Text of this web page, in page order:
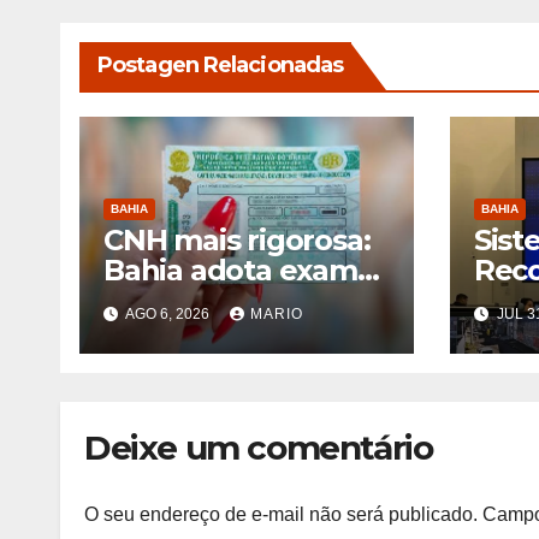
Postagen Relacionadas
BAHIA
CNH mais rigorosa:
Bahia adota exame
toxicológico para
novos motoristas
das categorias A e B
AGO 6, 2026 MARIO
BAHIA
JUL
Deixe um comentário
O seu endereço de e-mail não será publicado.